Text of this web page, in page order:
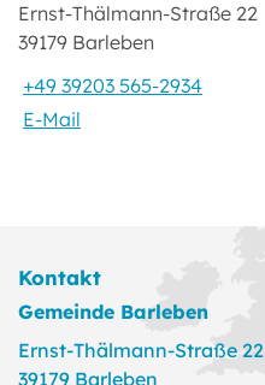
Ernst-Thälmann-Straße 22
39179 Barleben
+49 39203 565-2934
E-Mail
Kontakt
Gemeinde Barleben
Ernst-Thälmann-Straße 22
39179 Barleben